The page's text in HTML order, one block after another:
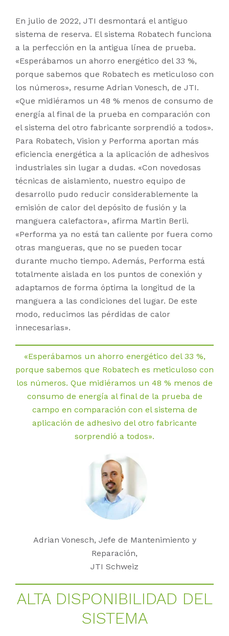
En julio de 2022, JTI desmontará el antiguo
sistema de reserva. El sistema Robatech funciona
a la perfección en la antigua línea de prueba.
«Esperábamos un ahorro energético del 33 %,
porque sabemos que Robatech es meticuloso con
los números», resume Adrian Vonesch, de JTI.
«Que midiéramos un 48 % menos de consumo de
energía al final de la prueba en comparación con
el sistema del otro fabricante sorprendió a todos».
Para Robatech, Vision y Performa aportan más
eficiencia energética a la aplicación de adhesivos
industriales sin lugar a dudas. «Con novedosas
técnicas de aislamiento, nuestro equipo de
desarrollo pudo reducir considerablemente la
emisión de calor del depósito de fusión y la
manguera calefactora», afirma Martin Berli.
«Performa ya no está tan caliente por fuera como
otras mangueras, que no se pueden tocar
durante mucho tiempo. Además, Performa está
totalmente aislada en los puntos de conexión y
adaptamos de forma óptima la longitud de la
manguera a las condiciones del lugar. De este
modo, reducimos las pérdidas de calor
innecesarias».
«Esperábamos un ahorro energético del 33 %,
porque sabemos que Robatech es meticuloso con
los números. Que midiéramos un 48 % menos de
consumo de energía al final de la prueba de
campo en comparación con el sistema de
aplicación de adhesivo del otro fabricante
sorprendió a todos».
Adrian Vonesch, Jefe de Mantenimiento y
Reparación,
JTI Schweiz
ALTA DIS­PO­NI­BI­LI­DAD DEL
SIS­TE­MA